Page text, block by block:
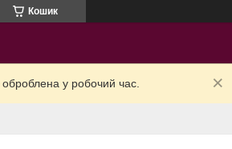
Кошик
у робочий час.